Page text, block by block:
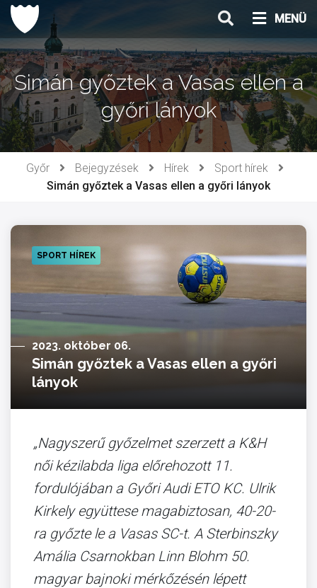
Ugrás
tartalomhoz
MENÜ
Simán győztek a Vasas ellen a
győri lányok
Győr Bejegyzések Hírek
Sport hírek
Simán győztek a Vasas ellen a győri lányok
SPORT HÍREK
2023. október 06.
Simán győztek a Vasas ellen a győri
lányok
„Nagyszerű győzelmet szerzett a K&H
női kézilabda liga előrehozott 11.
fordulójában a Győri Audi ETO KC. Ulrik
Kirkely együttese magabiztosan, 40-20-
ra győzte le a Vasas SC-t. A Sterbinszky
Amália Csarnokban Linn Blohm 50.
magyar bajnoki mérkőzésén lépett